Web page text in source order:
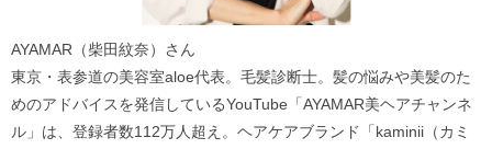
AYAMAR（柴田紋奈）さん
東京・表参道の美容室aloe代表。毛髪診断士。髪の悩みや美髪のた
めのアドバイスを発信しているYouTube「AYAMAR美ヘアチャンネ
ル」は、登録者数112万人超え。ヘアケアブランド「kaminii（カミ